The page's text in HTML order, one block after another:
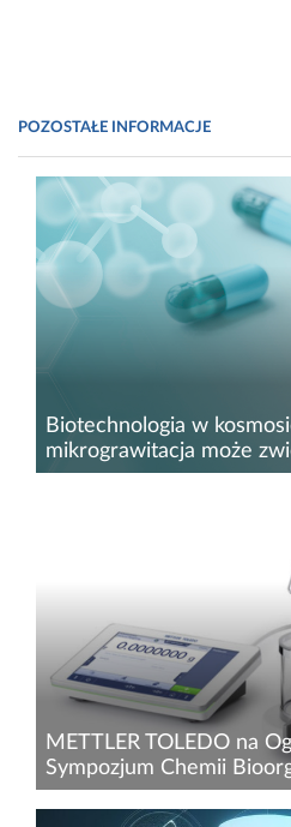
POZOSTAŁE INFORMACJE
Biotechnologia w
mikrograwitacja może
odcinku
najbardziej...
METTLER TOLEDO na
Sympozjum Chemii
W ostatnim czasie